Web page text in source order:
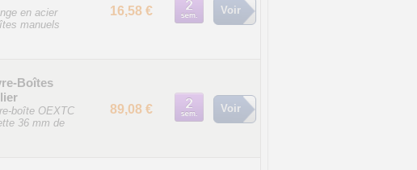
en acier
manuels
16,58 € Voir
Boîtes
boîte OEXTC
36 mm de
89,08 € Voir